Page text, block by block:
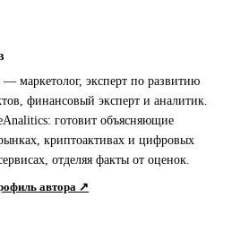
маркетолог, эксперт по развитию
финансовый эксперт и аналитик.
готовит объясняющие
криптоактивах и цифровых
отделяя факты от оценок.
автора ↗